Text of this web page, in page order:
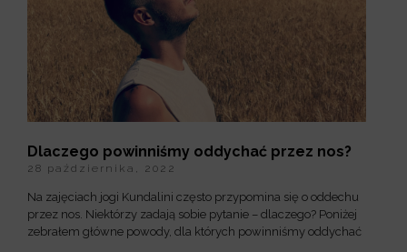
Dlaczego powinniśmy oddychać przez nos?
28 października, 2022
Na zajęciach jogi Kundalini często przypomina się o oddechu
przez nos. Niektórzy zadają sobie pytanie – dlaczego? Poniżej
zebrałem główne powody, dla których powinniśmy oddychać